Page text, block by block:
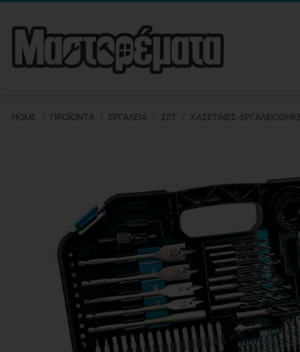
HOME ΠΡΟΪΌΝΤΑ ΕΡΓΑΛΕΊΑ ΣΕΤ ΚΑΣΕΤΊΝΕΣ-